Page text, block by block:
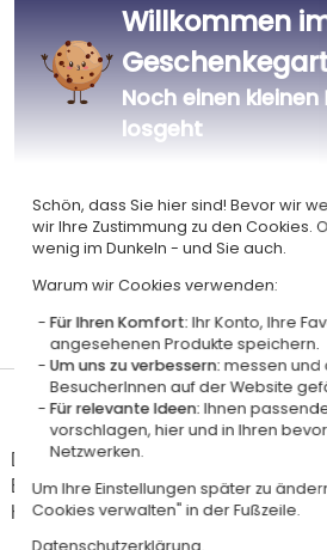
Zertifiziert
Ecovadis Silver
Global
Unsere CSR-Politik|
Personalisiert
in Frankreich
Lieferdatum und
Dieser Artikel wird in unserem Atelier in
Er ist für das Angebot "Versandkostenfrei
Hermes-Standardlieferung berechtigt.
Willkommen
Noch einen
losgeht
Schön, dass Sie hier sind! Bevor wir
wir Ihre Zustimmung zu den Cookies.
wenig im Dunkeln - und Sie auch.
Warum wir Cookies verwenden:
Für Ihren Komfort: Ihr Konto, Ihre
angesehenen Produkte speichern.
Um uns zu verbessern: messen und
BesucherInnen auf der Website
Für relevante Ideen: Ihnen
vorschlagen, hier und in Ihren
Netzwerken.
Um Ihre Einstellungen später zu
Cookies verwalten" in der Fußzeile.